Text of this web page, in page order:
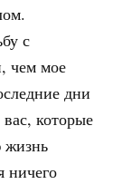
с
чем мое
дни
которые
жизнь
ничего